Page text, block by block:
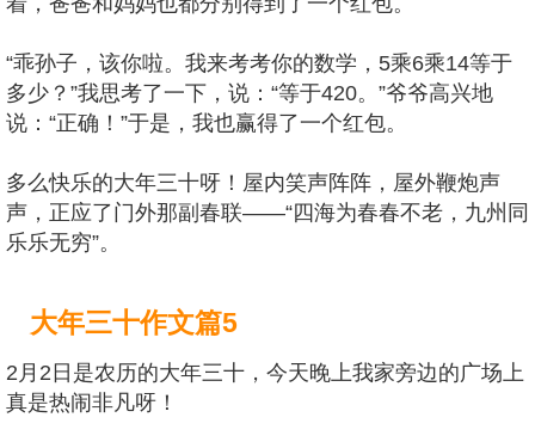
“乖孙子，该你啦。我来考考你的数学，5乘6乘14等于
多少？”我思考了一下，说：“等于420。”爷爷高兴地
说：“正确！”于是，我也赢得了一个红包。
多么快乐的大年三十呀！屋内笑声阵阵，屋外鞭炮声
声，正应了门外那副春联——“四海为春春不老，九州同
乐乐无穷”。
大年三十作文篇5
2月2日是农历的大年三十，今天晚上我家旁边的广场上
真是热闹非凡呀！